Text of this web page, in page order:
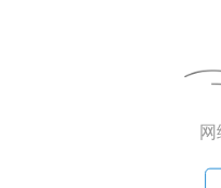
网